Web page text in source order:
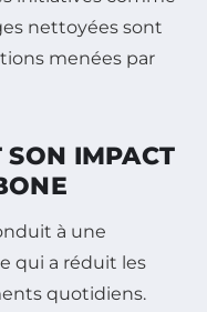
nettoyées sont
menées par
SON IMPACT
à une
qui a réduit les
quotidiens.